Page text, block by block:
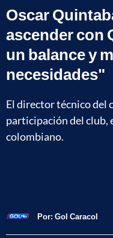
Oscar
ascender con
un balance y
necesidades"
El director técnico del
participación del club,
colombiano.
Por: Gol Caracol